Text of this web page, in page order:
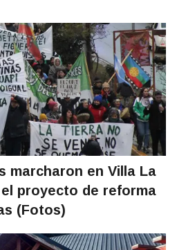
marcharon en Villa La
proyecto de reforma
(Fotos)